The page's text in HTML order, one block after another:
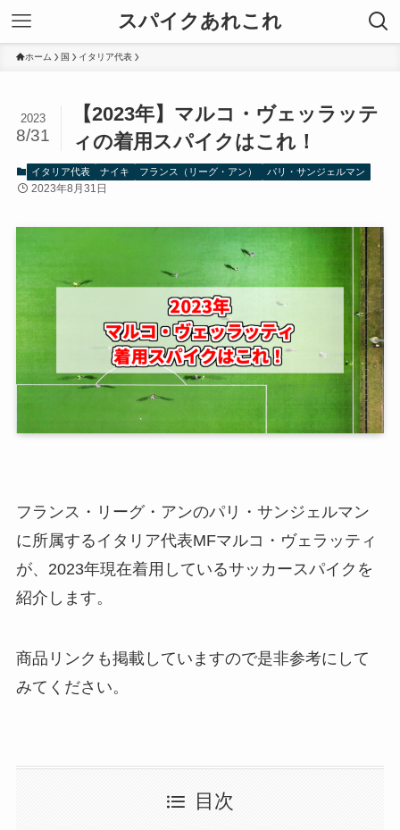
スパイクあれこれ
ホーム 国 イタリア代表
【2023年】マルコ・ヴェッラッテ
ィの着用スパイクはこれ！
2023
8/31
イタリア代表 ナイキ フランス（リーグ・アン） パリ・サンジェルマン
2023年8月31日
フランス・リーグ・アンのパリ・サンジェルマン
に所属するイタリア代表MFマルコ・ヴェラッティ
が、2023年現在着用しているサッカースパイクを
紹介します。
商品リンクも掲載していますので是非参考にして
みてください。
目次